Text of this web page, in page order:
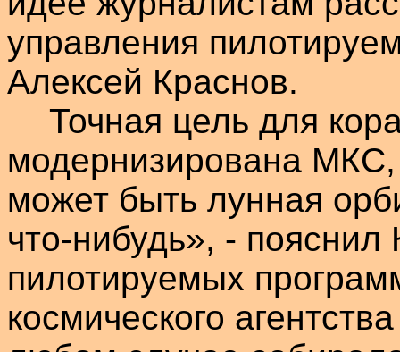
управления
Алексей Краснов.
Точная цель для
модернизирована
может быть лунная
что-нибудь», -
пилотируемых
космического